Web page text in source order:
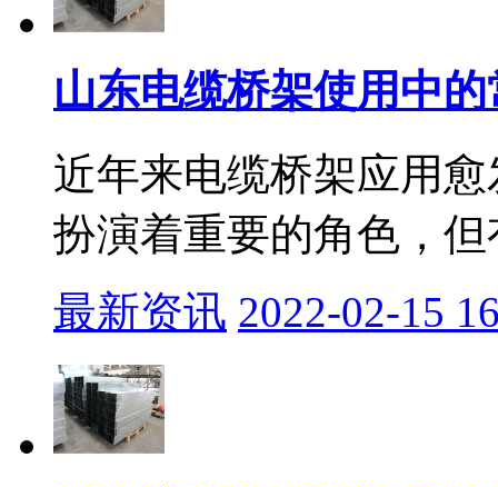
山东电缆桥架使用中
近年来电缆桥架应用
扮演着重要的角色，
最新资讯 2022-02-15